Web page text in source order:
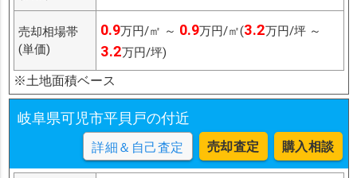
売却相場帯
(単価)
0.9万円/㎡ ～ 0.9万円/㎡(3.2万円/坪 ～
3.2万円/坪)
※土地面積ベース
岐阜県可児市平貝戸の付近
詳細＆自己査定 売却査定 購入相談